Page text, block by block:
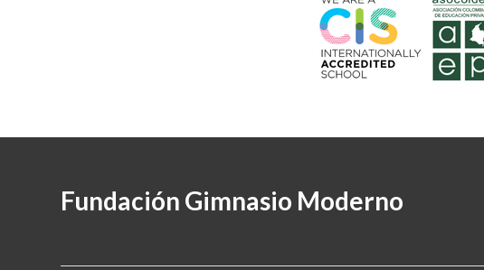
Fundación Gimnasio Moderno